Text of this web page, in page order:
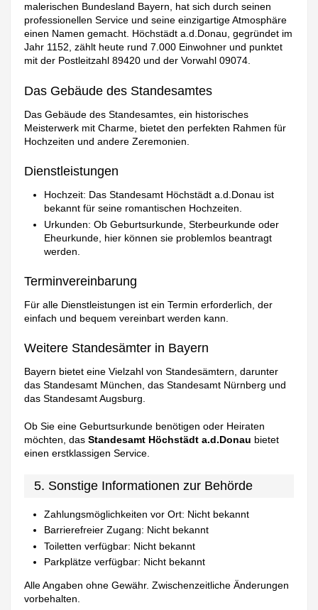
malerischen Bundesland Bayern, hat sich durch seinen
professionellen Service und seine einzigartige Atmosphäre
einen Namen gemacht. Höchstädt a.d.Donau, gegründet im
Jahr 1152, zählt heute rund 7.000 Einwohner und punktet
mit der Postleitzahl 89420 und der Vorwahl 09074.
Das Gebäude des Standesamtes
Das Gebäude des Standesamtes, ein historisches
Meisterwerk mit Charme, bietet den perfekten Rahmen für
Hochzeiten und andere Zeremonien.
Dienstleistungen
Hochzeit: Das Standesamt Höchstädt a.d.Donau ist
bekannt für seine romantischen Hochzeiten.
Urkunden: Ob Geburtsurkunde, Sterbeurkunde oder
Eheurkunde, hier können sie problemlos beantragt
werden.
Terminvereinbarung
Für alle Dienstleistungen ist ein Termin erforderlich, der
einfach und bequem vereinbart werden kann.
Weitere Standesämter in Bayern
Bayern bietet eine Vielzahl von Standesämtern, darunter
das Standesamt München, das Standesamt Nürnberg und
das Standesamt Augsburg.
Ob Sie eine Geburtsurkunde benötigen oder Heiraten
möchten, dasStandesamt Höchstädt a.d.Donau bietet
einen erstklassigen Service.
5. Sonstige Informationen zur Behörde
Zahlungsmöglichkeiten vor Ort: Nicht bekannt
Barrierefreier Zugang: Nicht bekannt
Toiletten verfügbar: Nicht bekannt
Parkplätze verfügbar: Nicht bekannt
Alle Angaben ohne Gewähr. Zwischenzeitliche Änderungen
vorbehalten.